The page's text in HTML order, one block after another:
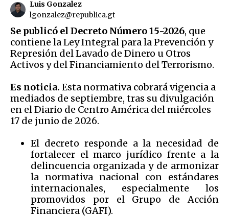
Luis Gonzalez
lgonzalez@republica.gt
Se publicó el Decreto Número 15-2026, que
contiene la Ley Integral para la Prevención y
Represión del Lavado de Dinero u Otros
Activos y del Financiamiento del Terrorismo.
Es noticia. Esta normativa cobrará vigencia a
mediados de septiembre, tras su divulgación
en el Diario de Centro América del miércoles
17 de junio de 2026.
El decreto responde a la necesidad de
fortalecer el marco jurídico frente a la
delincuencia organizada y de armonizar
la normativa nacional con estándares
internacionales, especialmente los
promovidos por el Grupo de Acción
Financiera (GAFI).